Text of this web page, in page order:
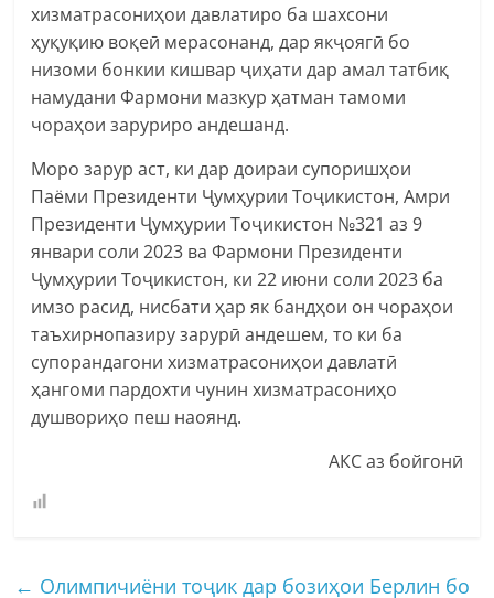
хизматрасониҳои давлатиро ба шахсони
ҳуқуқию воқеӣ мерасонанд, дар якҷоягӣ бо
низоми бонкии кишвар ҷиҳати дар амал татбиқ
намудани Фармони мазкур ҳатман тамоми
чораҳои заруриро андешанд.
Моро зарур аст, ки дар доираи супоришҳои
Паёми Президенти Ҷумҳурии Тоҷикистон, Амри
Президенти Ҷумҳурии Тоҷикистон №321 аз 9
январи соли 2023 ва Фармони Президенти
Ҷумҳурии Тоҷикистон, ки 22 июни соли 2023 ба
имзо расид, нисбати ҳар як бандҳои он чораҳои
таъхирнопазиру зарурӣ андешем, то ки ба
супорандагони хизматрасониҳои давлатӣ
ҳангоми пардохти чунин хизматрасониҳо
душвориҳо пеш наоянд.
АКС аз бойгонӣ
← Олимпичиёни тоҷик дар бозиҳои Берлин бо